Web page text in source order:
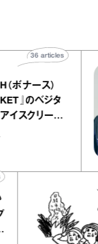
（ボナース）
』のベジタ
トアイスクリーム
子の「おいしいギフ
フト
36articles